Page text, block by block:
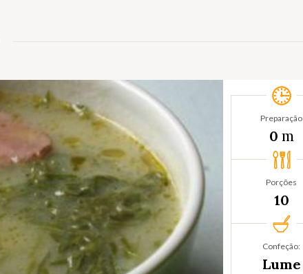
Preparação
0 m
Porções
10
Confeção:
Lume